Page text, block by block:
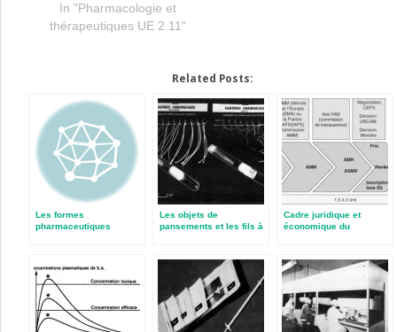
In "Pharmacologie et
thérapeutiques UE 2.11"
Related Posts:
Les formes
pharmaceutiques
Les objets de
pansements et les fils à
Cadre juridique et
économique du
(normes françaises,
européennes et
internationales,
institutions)